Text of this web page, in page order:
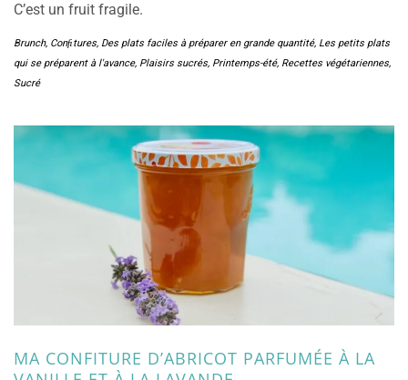
C’est un fruit fragile.
Brunch, Conﬁtures, Des plats faciles à préparer en grande quantité, Les petits plats
qui se préparent à l'avance, Plaisirs sucrés, Printemps-été, Recettes végétariennes,
Sucré
MA CONFITURE D’ABRICOT PARFUMÉE À LA